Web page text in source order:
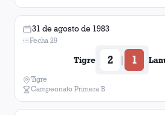
31 de agosto de 1983
Fecha 29
Tigre 2 | 1
Tigre
Campeonato Primera B